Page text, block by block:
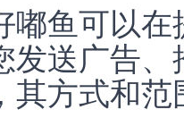
嘟鱼可以
发送广告
其方式和